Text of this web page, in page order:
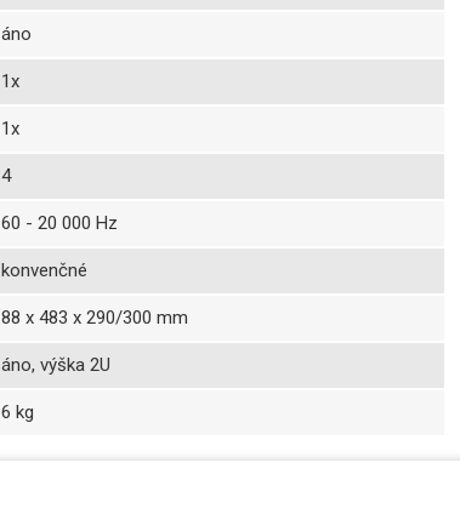
áno
1x
1x
4
60 - 20 000 Hz
konvenčné
88 x 483 x 290/300 mm
áno, výška 2U
6 kg